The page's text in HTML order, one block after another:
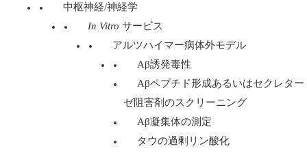
中枢神経/神経学
In Vitro サービス
アルツハイマー病体外モデル
Aβ誘発毒性
Aβペプチド形成あるいはセクレター
ゼ阻害剤のスクリーニング
Aβ凝集体の測定
タウの過剰リン酸化